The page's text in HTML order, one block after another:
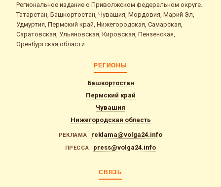
Региональное издание о Приволжском федеральном округе.
Татарстан, Башкортостан, Чувашия, Мордовия, Марий Эл,
Удмуртия, Пермский край, Нижегородская, Самарская,
Саратовская, Ульяновская, Кировская, Пензенская,
Оренбургская области.
РЕГИОНЫ
Башкортостан
Пермский край
Чувашия
Нижегородская область
РЕКЛАМА reklama@volga24.info
ПРЕССА press@volga24.info
СВЯЗЬ